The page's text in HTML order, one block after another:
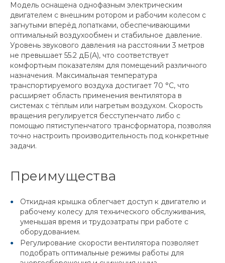
Модель оснащена однофазным электрическим
двигателем с внешним ротором и рабочим колесом с
загнутыми вперёд лопатками, обеспечивающими
оптимальный воздухообмен и стабильное давление.
Уровень звукового давления на расстоянии 3 метров
не превышает 55.2 дБ(А), что соответствует
комфортным показателям для помещений различного
назначения. Максимальная температура
транспортируемого воздуха достигает 70 °C, что
расширяет область применения вентилятора в
системах с тёплым или нагретым воздухом. Скорость
вращения регулируется бесступенчато либо с
помощью пятиступенчатого трансформатора, позволяя
точно настроить производительность под конкретные
задачи.
Преимущества
Откидная крышка облегчает доступ к двигателю и
рабочему колесу для технического обслуживания,
уменьшая время и трудозатраты при работе с
оборудованием.
Регулирование скорости вентилятора позволяет
подобрать оптимальные режимы работы для